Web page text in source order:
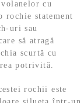
cu
statement
uri sau
să atragă
scurtă cu
potrivită.
rochii este